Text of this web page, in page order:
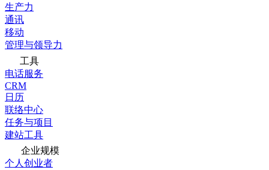
生产力
通讯
移动
管理与领导力
工具
电话服务
CRM
日历
联络中心
任务与项目
建站工具
企业规模
个人创业者